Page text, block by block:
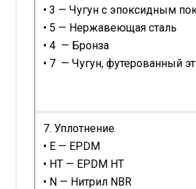
• 3 — Чугун с эпоксидным
• 5 — Нержавеющая сталь
• 4 — Бронза
• 7 — Чугун, футерованный
7. Уплотнение
• E — EPDM
• HT — EPDM HT
• N — Нитрил NBR